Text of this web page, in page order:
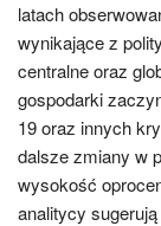
latach
wynikające z
centralne oraz
gospodarki
19 oraz innych
dalsze zmiany w
wysokość
analitycy